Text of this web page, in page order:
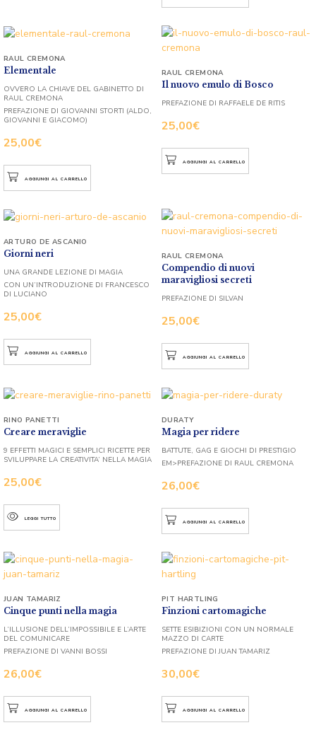
Elementale
25,00€
RAUL CREMONA
OVVERO LA CHIAVE DEL GABINETTO DI
RAUL CREMONA
PREFAZIONE DI GIOVANNI STORTI (ALDO,
GIOVANNI E GIACOMO)
AGGIUNGI AL CARRELLO
Il nuovo emulo di Bosco
25,00€
RAUL CREMONA
PREFAZIONE DI RAFFAELE DE RITIS
AGGIUNGI AL CARRELLO
Giorni neri
25,00€
ARTURO DE ASCANIO
UNA GRANDE LEZIONE DI MAGIA
CON UN’INTRODUZIONE DI FRANCESCO
DI LUCIANO
AGGIUNGI AL CARRELLO
Compendio di nuovi
maravigliosi secreti
25,00€
RAUL CREMONA
PREFAZIONE DI SILVAN
AGGIUNGI AL CARRELLO
Creare meraviglie
25,00€
RINO PANETTI
9 EFFETTI MAGICI E SEMPLICI RICETTE PER
SVILUPPARE LA CREATIVITA’ NELLA MAGIA
LEGGI TUTTO
Magia per ridere
26,00€
DURATY
BATTUTE, GAG E GIOCHI DI PRESTIGIO
EM>PREFAZIONE DI RAUL CREMONA
AGGIUNGI AL CARRELLO
Cinque punti nella magia
26,00€
JUAN TAMARIZ
L’ILLUSIONE DELL’IMPOSSIBILE E L’ARTE
DEL COMUNICARE
PREFAZIONE DI VANNI BOSSI
AGGIUNGI AL CARRELLO
Finzioni cartomagiche
30,00€
PIT HARTLING
SETTE ESIBIZIONI CON UN NORMALE
MAZZO DI CARTE
PREFAZIONE DI JUAN TAMARIZ
AGGIUNGI AL CARRELLO